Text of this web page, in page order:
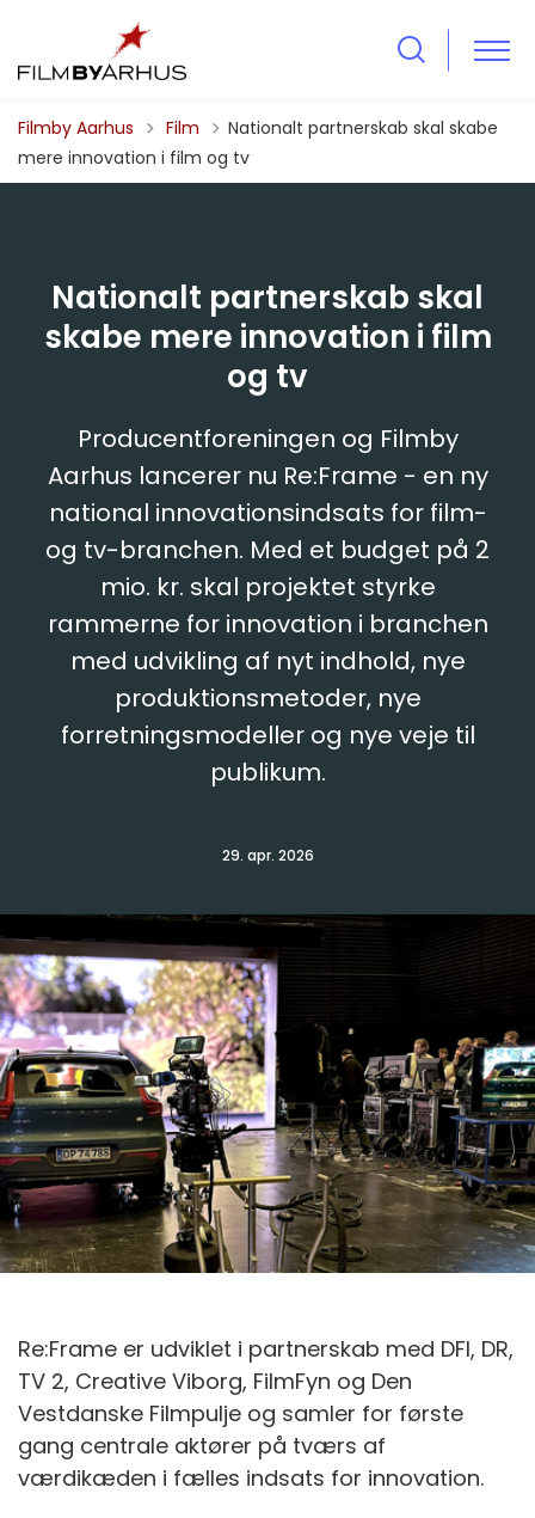
Filmby Aarhus Tilbage til
Film
Nationalt partnerskab skal skabe
mere innovation i film og tv
Nationalt partnerskab skal
skabe mere innovation i film
og tv
Producentforeningen og Filmby
Aarhus lancerer nu Re:Frame - en ny
national innovationsindsats for film-
og tv-branchen. Med et budget på 2
mio. kr. skal projektet styrke
rammerne for innovation i branchen
med udvikling af nyt indhold, nye
produktionsmetoder, nye
forretningsmodeller og nye veje til
publikum.
29. apr. 2026
Re:Frame er udviklet i partnerskab med DFI, DR,
TV 2, Creative Viborg, FilmFyn og Den
Vestdanske Filmpulje og samler for første
gang centrale aktører på tværs af
værdikæden i fælles indsats for innovation.